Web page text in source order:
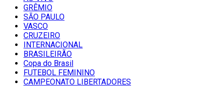
GRÊMIO
SĀO PAULO
VASCO
CRUZEIRO
INTERNACIONAL
BRASILEIRÃO
Copa do Brasil
FUTEBOL FEMININO
CAMPEONATO LIBERTADORES